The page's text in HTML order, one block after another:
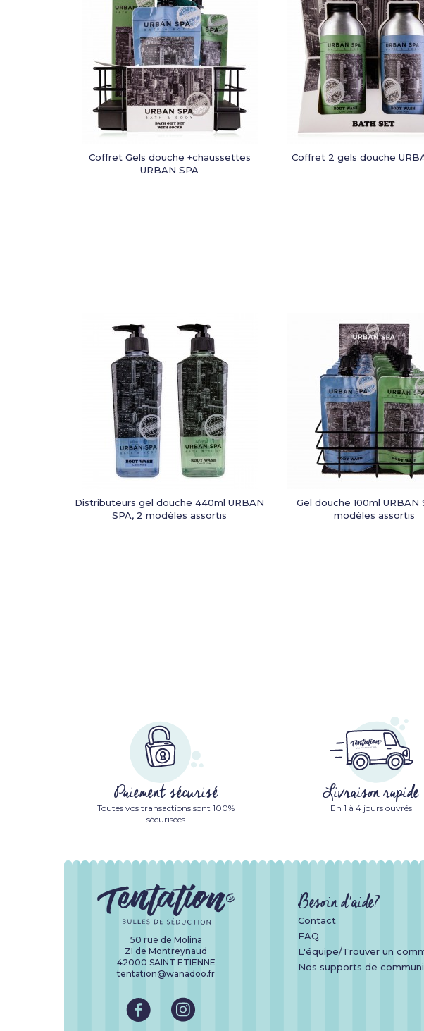
Coffret Gels douche +chaussettes
URBAN SPA
Coffret 2 gels douche
Distributeurs gel douche 440ml URBAN
SPA, 2 modèles assortis
Gel douche 100ml URBAN
modèles assortis
Paiement sécurisé
Toutes vos transactions sont 100%
sécurisées
Livraison rapide
En 1 à 4 jours ouvrés
50 rue de Molina
ZI de Montreynaud
42000 SAINT ETIENNE
tentation@wanadoo.fr
Besoin d'aide?
Contact
FAQ
L'équipe/Trouver un
Nos supports de